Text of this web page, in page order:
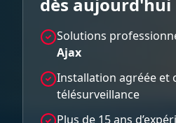
dès aujourd'hui
Solutions
Ajax
Installation agréée et
télésurveillance
Plus de 15 ans